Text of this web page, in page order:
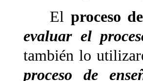
El proceso
evaluar el
también lo
proceso de